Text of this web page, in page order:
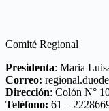
Comité Regional
Presidenta: Maria
Correo:
Dirección: Colón N°
Teléfono: 61 –